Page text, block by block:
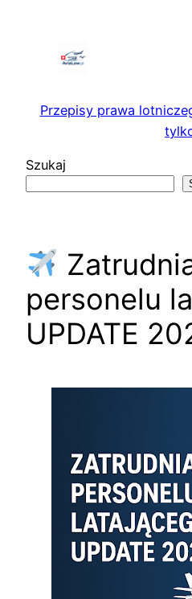
Przepisy prawa
Szukaj
personelu
UPDATE